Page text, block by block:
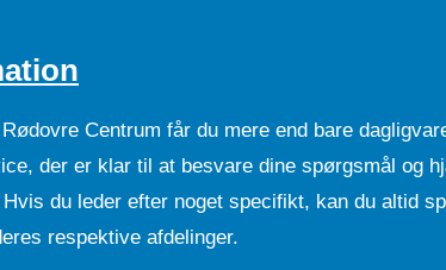
Centrum får du mere end bare
der er klar til at besvare dine spørgsmål og
Hvis du leder efter noget specifikt, kan du altid
respektive afdelinger.